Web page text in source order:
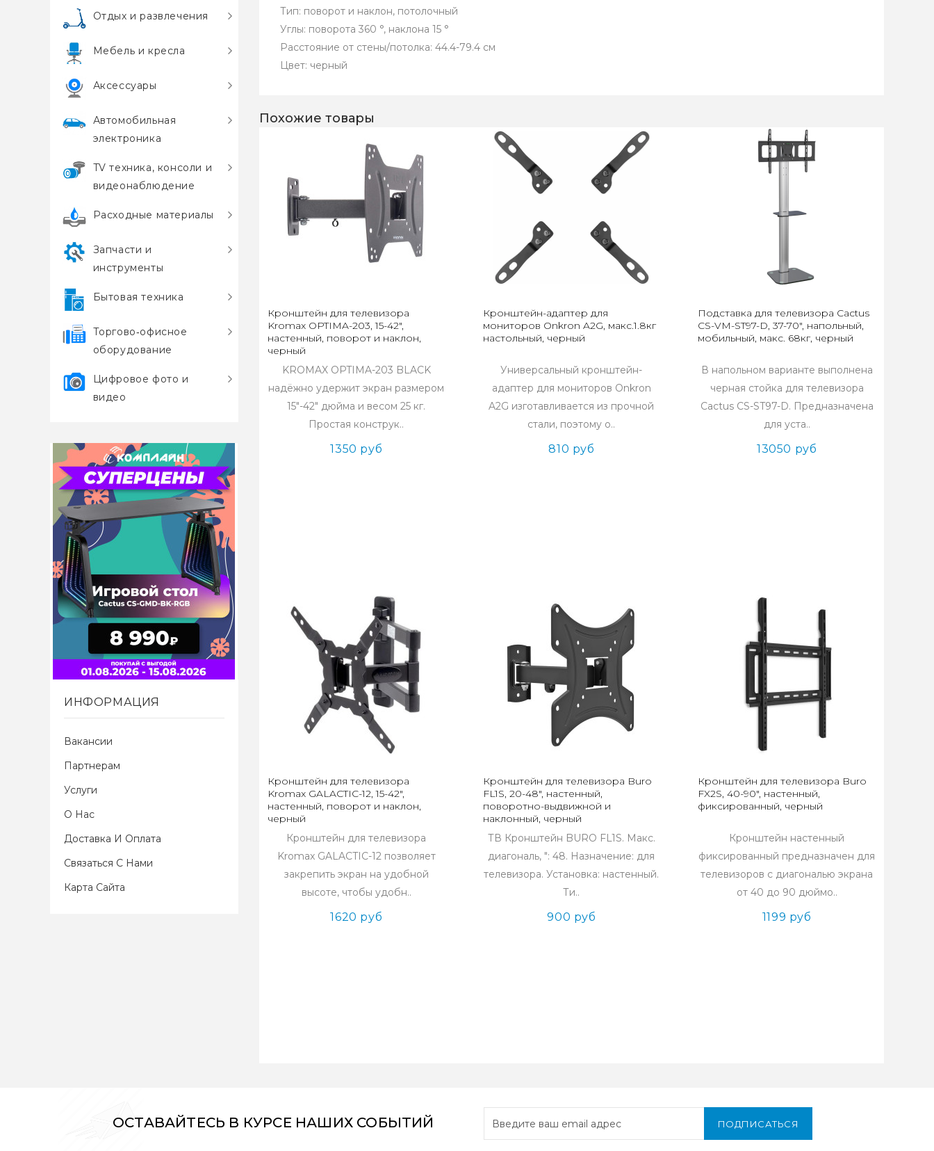
Отдых и развлечения
Мебель и кресла
Аксессуары
Автомобильная
электроника
TV техника, консоли и
видеонаблюдение
Расходные материалы
Запчасти и
инструменты
Бытовая техника
Торгово‑офисное
оборудование
Цифровое фото и
видео
ИНФОРМАЦИЯ
Вакансии
Партнерам
Услуги
О Нас
Доставка И Оплата
Связаться С Нами
Карта Сайта
Тип: поворот и наклон, потолочный
Углы: поворота 360 °, наклона 15 °
Расстояние от стены/потолка: 44.4-79.4 см
Цвет: черный
Похожие товары
Кронштейн для телевизора
Kromax OPTIMA-203, 15-42",
настенный, поворот и наклон,
черный
KROMAX OPTIMA-203 BLACK
надёжно удержит экран размером
15"-42" дюйма и весом 25 кг.
Простая конструк..
1350 руб
Кронштейн-адаптер для
мониторов Onkron A2G, макс.1.8кг
настольный, черный
Универсальный кронштейн-
адаптер для мониторов Onkron
A2G изготавливается из прочной
стали, поэтому о..
810 руб
Подставка для телевизора Cactus
CS-VM-ST97-D, 37-70", напольный,
мобильный, макс. 68кг, черный
В напольном варианте выполнена
черная стойка для телевизора
Cactus CS-ST97-D. Предназначена
для уста..
13050 руб
Кронштейн для телевизора
Kromax GALACTIC-12, 15-42",
настенный, поворот и наклон,
черный
Кронштейн для телевизора
Kromax GALACTIC-12 позволяет
закрепить экран на удобной
высоте, чтобы удобн..
1620 руб
Кронштейн для телевизора Buro
FL1S, 20-48", настенный,
поворотно-выдвижной и
наклонный, черный
ТВ Кронштейн BURO FL1S. Макс.
диагональ, ": 48. Назначение: для
телевизора. Установка: настенный.
Ти..
900 руб
Кронштейн для телевизора Buro
FX2S, 40-90", настенный,
фиксированный, черный
Кронштейн настенный
фиксированный предназначен для
телевизоров с диагональю экрана
от 40 до 90 дюймо..
1199 руб
ОСТАВАЙТЕСЬ В КУРСЕ НАШИХ СОБЫТИЙ ПОДПИСАТЬСЯ